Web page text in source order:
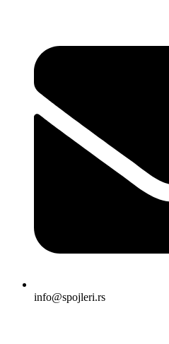
info@spojleri.rs